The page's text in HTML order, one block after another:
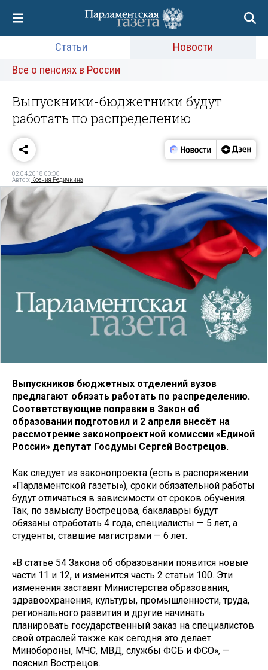
Статьи
Новости
Все о пенсиях в России
Выпускники-бюджетники будут
работать по распределению
02.04.2018 00:00
Автор: Ксения Редичкина
Выпускников бюджетных отделений вузов
предлагают обязать работать по распределению.
Соответствующие поправки в Закон об
образовании подготовил и 2 апреля внесёт на
рассмотрение законопроектной комиссии «Единой
России» депутат Госдумы Сергей Вострецов.
Как следует из законопроекта (есть в распоряжении
«Парламентской газеты»), сроки обязательной работы
будут отличаться в зависимости от сроков обучения.
Так, по замыслу Вострецова, бакалавры будут
обязаны отработать 4 года, специалисты — 5 лет, а
студенты, ставшие магистрами — 6 лет.
«В статье 54 Закона об образовании появится новые
части 11 и 12, и изменится часть 2 статьи 100. Эти
изменения заставят Министерства образования,
здравоохранения, культуры, промышленности, труда,
регионального развития и другие начинать
планировать государственный заказ на специалистов
свой отраслей также как сегодня это делает
Минобороны, МЧС, МВД, службы ФСБ и ФСО», —
пояснил Вострецов.